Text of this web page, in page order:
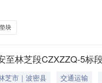
动公开招标进程，本次招标
块
至林芝段CZXZZQ-5标
芝市｜波密县
交通运输